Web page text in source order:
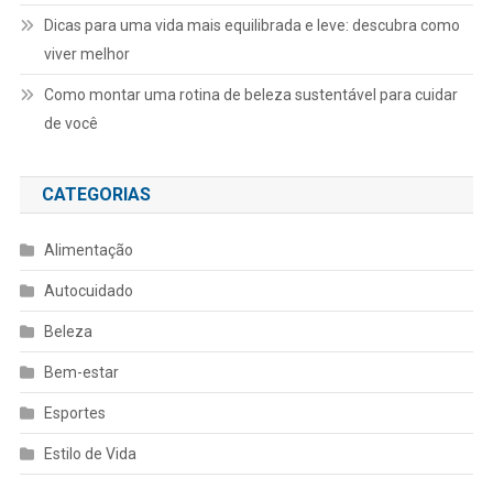
Dicas para uma vida mais equilibrada e leve: descubra como
viver melhor
Como montar uma rotina de beleza sustentável para cuidar
de você
CATEGORIAS
Alimentação
Autocuidado
Beleza
Bem-estar
Esportes
Estilo de Vida